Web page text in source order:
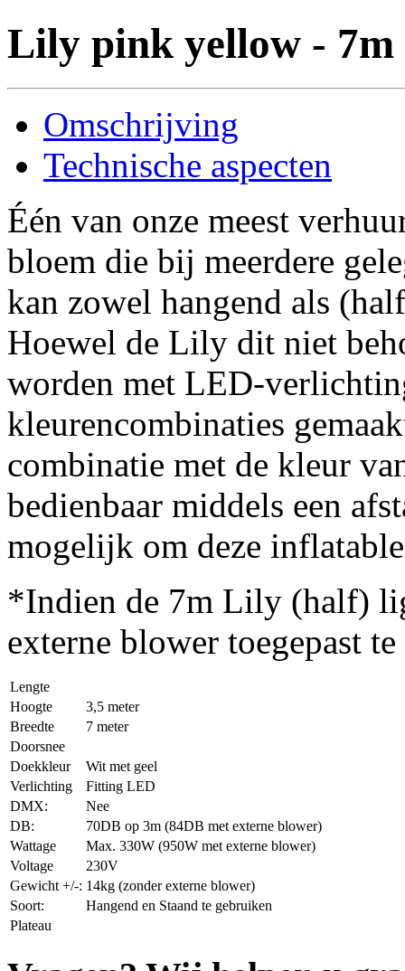
Lily pink yellow - 7m
Omschrijving
Technische aspecten
Één van onze meest
bloem die bij meerdere
kan zowel hangend als
Hoewel de Lily dit niet
worden met LED-
kleurencombinaties
combinatie met de kleur
bedienbaar middels een
mogelijk om deze
*Indien de 7m Lily (half)
externe blower toegepast
Lengte
Hoogte
3,5 meter
Breedte
7 meter
Doorsnee
Doekkleur
Wit met geel
Verlichting
Fitting LED
DMX:
Nee
DB:
70DB op 3m (84DB met externe blower)
Wattage
Max. 330W (950W met externe blower)
Voltage
230V
Gewicht +/-: 14kg (zonder externe blower)
Soort:
Hangend en Staand te gebruiken
Plateau